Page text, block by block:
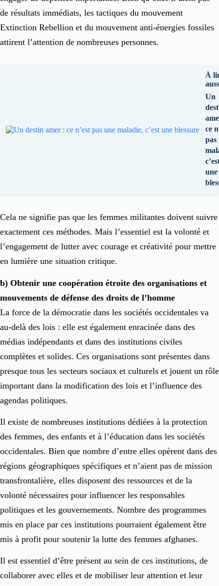
de résultats immédiats, les tactiques du mouvement
Extinction Rebellion et du mouvement anti-énergies fossiles
attirent l’attention de nombreuses personnes.
À
Un
ce
pas
une
Cela ne signifie pas que les femmes militantes doivent suivre
exactement ces méthodes. Mais l’essentiel est la volonté et
l’engagement de lutter avec courage et créativité pour mettre
en lumière une situation critique.
b) Obtenir une coopération étroite des organisations et
mouvements de défense des droits de l’homme
La force de la démocratie dans les sociétés occidentales va
au-delà des lois : elle est également enracinée dans des
médias indépendants et dans des institutions civiles
complètes et solides. Ces organisations sont présentes dans
presque tous les secteurs sociaux et culturels et jouent un rôle
important dans la modification des lois et l’influence des
agendas politiques.
Il existe de nombreuses institutions dédiées à la protection
des femmes, des enfants et à l’éducation dans les sociétés
occidentales. Bien que nombre d’entre elles opèrent dans des
régions géographiques spécifiques et n’aient pas de mission
transfrontalière, elles disposent des ressources et de la
volonté nécessaires pour influencer les responsables
politiques et les gouvernements. Nombre des programmes
mis en place par ces institutions pourraient également être
mis à profit pour soutenir la lutte des femmes afghanes.
Il est essentiel d’être présent au sein de ces institutions, de
collaborer avec elles et de mobiliser leur attention et leur